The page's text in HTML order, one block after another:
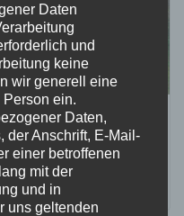
Herren“
Daten
und
keine
wir generell eine
ein.
Daten,
der Anschrift, E-Mail-
einer betroffenen
mit der
und in
uns geltenden